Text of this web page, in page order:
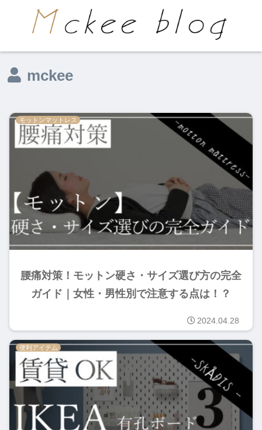
mckee
モットンマットレス
腰痛対策！モットン硬さ・サイズ選び方の完全
ガイド｜女性・男性別で注意する点は！？
2024.04.28
便利アイテム